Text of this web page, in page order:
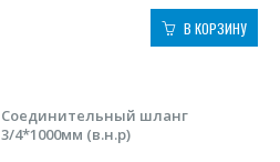
В КОРЗИНУ
Соединительный шланг
3/4*1000мм (в.н.р)